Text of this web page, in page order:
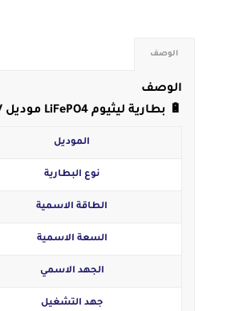
الوصف
الوصف
🔋 بطارية ليثيوم LiFePO4 موديل DL 5.0C – 5.12kWh | 51.2V
الموديل
نوع البطارية
الطاقة الاسمية
السعة الاسمية
الجهد الاسمي
جهد التشغيل